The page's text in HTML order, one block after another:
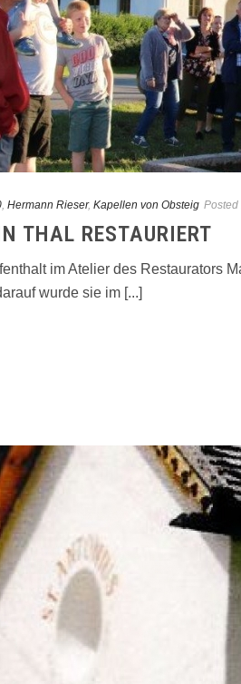
, Hermann Rieser, Kapellen von Obsteig Posted
THAL RESTAURIERT
im Atelier des Restaurators
wurde sie im [...]